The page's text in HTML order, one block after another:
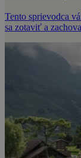
Tento sprievodca
sa zotaviť a